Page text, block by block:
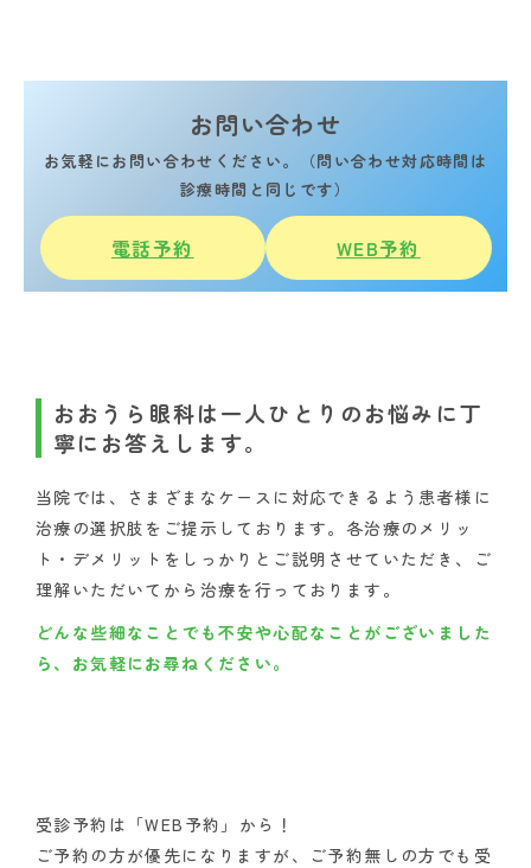
お問い合わせ
お気軽にお問い合わせください。（問い合わせ対応時間は
診療時間と同じです）
電話予約 WEB予約
おおうら眼科は一人ひとりのお悩みに丁
寧にお答えします。
当院では、さまざまなケースに対応できるよう患者様に
治療の選択肢をご提示しております。各治療のメリッ
ト・デメリットをしっかりとご説明させていただき、ご
理解いただいてから治療を行っております。
どんな些細なことでも不安や心配なことがございました
ら、お気軽にお尋ねください。
受診予約は「WEB予約」から！
ご予約の方が優先になりますが、ご予約無しの方でも受